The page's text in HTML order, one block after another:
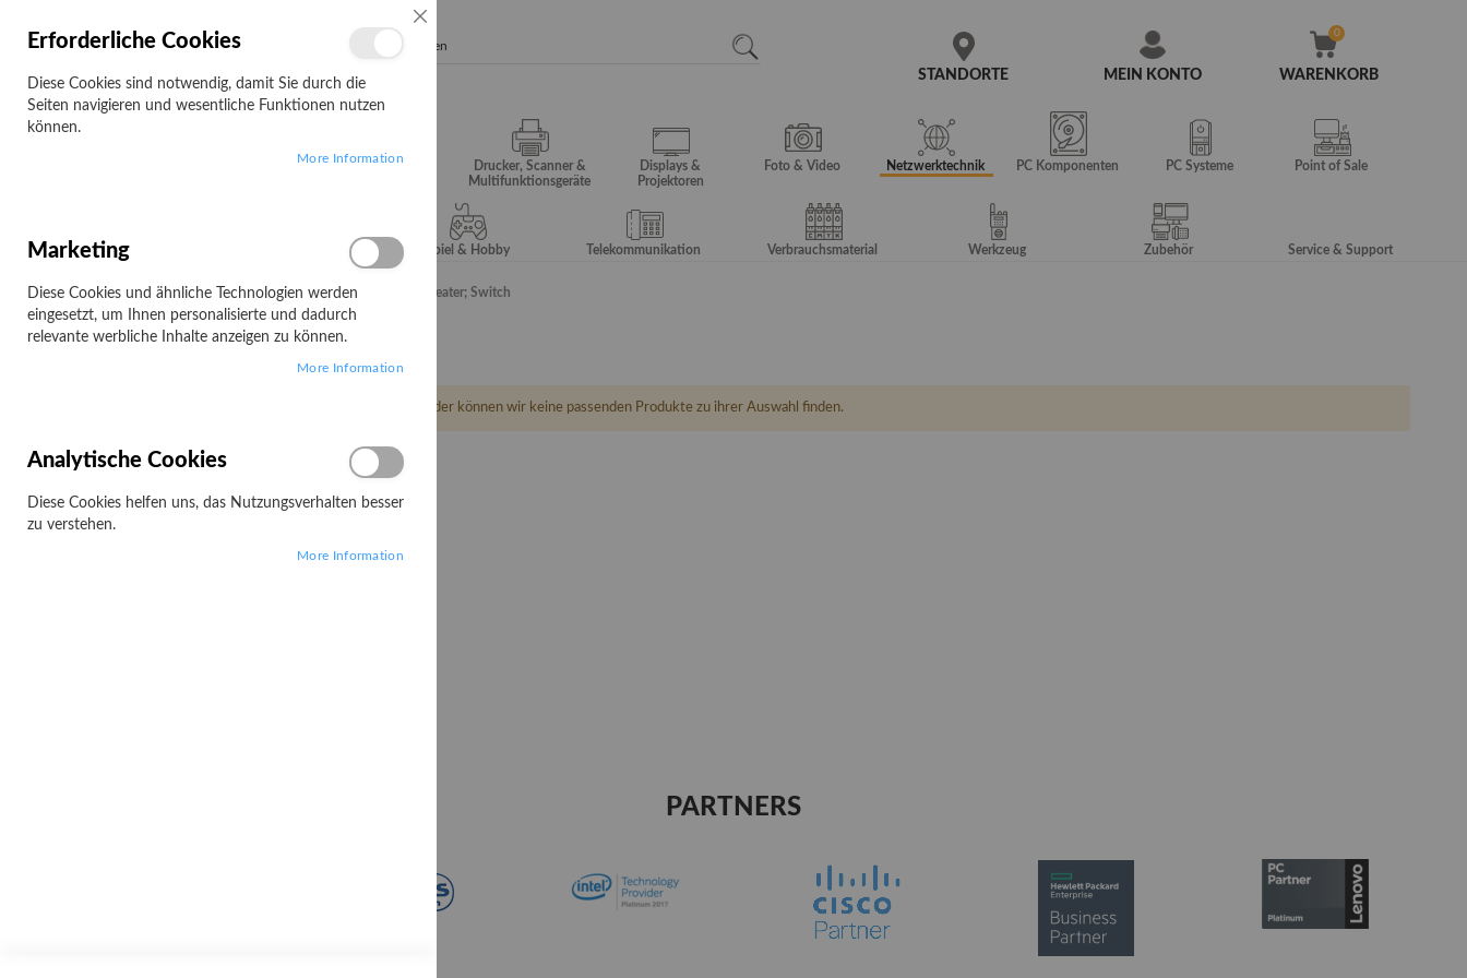
MEIN KONTO
STANDORTE WARENKORB
Campus
Drucker, Scanner &
Multifunktionsgeräte
Displays &
Projektoren
Foto & Video Netzwerktechnik PC Komponenten PC Systeme Point of Sale
Server & Storage Spiel & Hobby Telekommunikation Verbrauchsmaterial Werkzeug Zubehör Service & Support
Startseite Netzwerktechnik Netzwerkgeräte Repeater; Switch
Repeater; Switch
Leider können wir keine passenden Produkte zu ihrer Auswahl finden.
PARTNERS
Erforderliche Cookies
Diese Cookies sind notwendig, damit Sie durch die
Seiten navigieren und wesentliche Funktionen nutzen
können.
More Information
Marketing
Diese Cookies und ähnliche Technologien werden
eingesetzt, um Ihnen personalisierte und dadurch
relevante werbliche Inhalte anzeigen zu können.
More Information
Analytische Cookies
Diese Cookies helfen uns, das Nutzungsverhalten besser
zu verstehen.
More Information